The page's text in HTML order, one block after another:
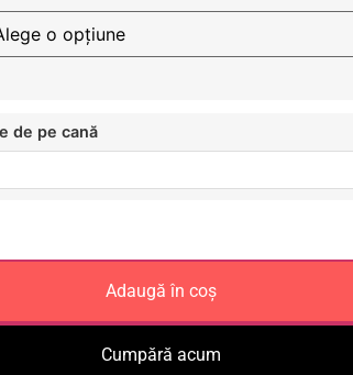
de pe cană
Adaugă în coș
Cumpără acum